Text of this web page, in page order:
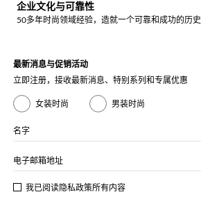
企业文化与可靠性
50多年时尚领域经验，造就一个可靠和成功的历史
最新消息与促销活动
立即注册，接收最新消息、特别系列和专属优惠
女装时尚 男装时尚
名字
电子邮箱地址
我已阅读隐私政策所有内容